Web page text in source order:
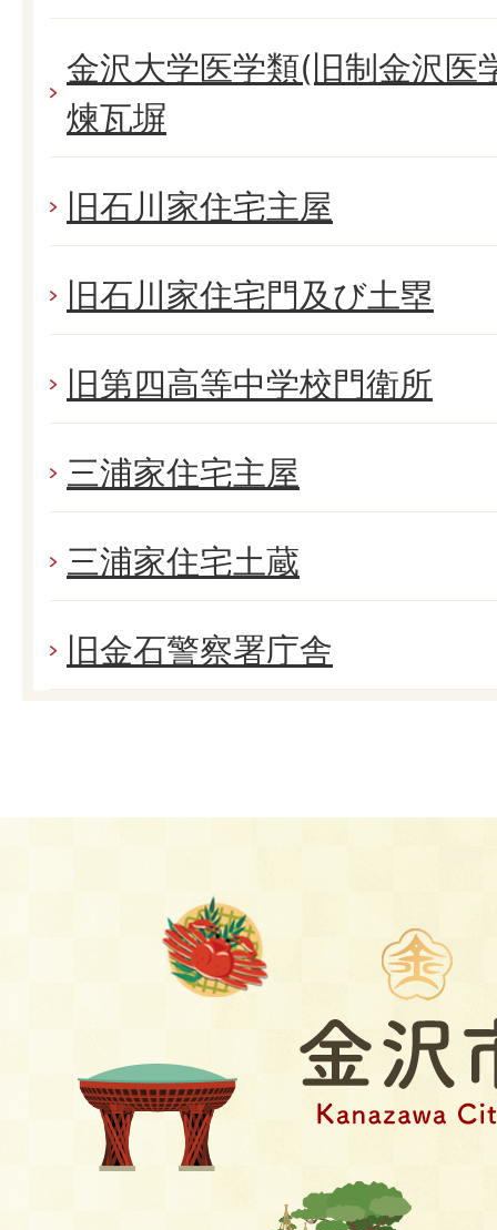
金沢大学医学類(旧制金沢医
煉瓦塀
旧石川家住宅主屋
旧石川家住宅門及び土塁
旧第四高等中学校門衛所
三浦家住宅主屋
三浦家住宅土蔵
旧金石警察署庁舎